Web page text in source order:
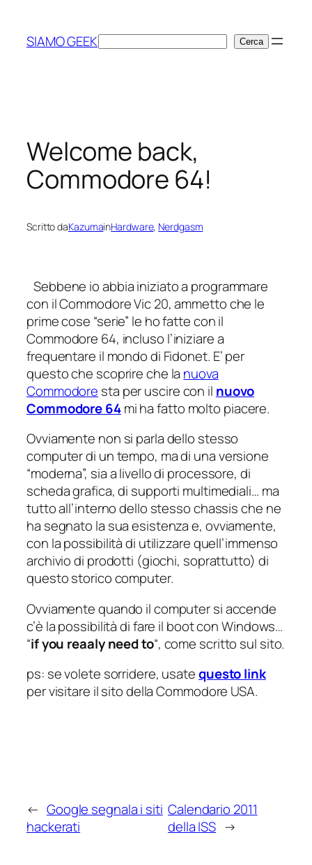
contenuto
SIAMO GEEKCerca Cerca
Welcome back,
Commodore 64!
Scritto daKazumainHardware, Nerdgasm
Sebbene io abbia iniziato a programmare
con il Commodore Vic 20, ammetto che le
prime cose “serie” le ho fatte con il
Commodore 64, incluso l’iniziare a
frequentare il mondo di Fidonet. E’ per
questo che scoprire che la nuova
Commodore sta per uscire con il nuovo
Commodore 64mi ha fatto molto piacere.
Ovviamente non si parla dello stesso
computer di un tempo, ma di una versione
“moderna”, sia a livello di processore, di
scheda grafica, di supporti multimediali… ma
tutto all’interno dello stesso chassis che ne
ha segnato la sua esistenza e, ovviamente,
con la possibilità di utilizzare quell’immenso
archivio di prodotti (giochi, soprattutto) di
questo storico computer.
Ovviamente quando il computer si accende
c’è la possibilità di fare il boot con Windows…
“if you reaaly need to“, come scritto sul sito.
ps: se volete sorridere, usatequesto link
per visitare il sito della Commodore USA.
Commodore
64
← Google segnala i siti
hackerati
Calendario 2011
della ISS →